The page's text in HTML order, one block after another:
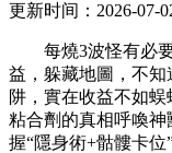
更新时间：2026-07-
每燒3波怪有必要
益，躲藏地圖，不
阱，實在收益不
粘合劑的真相呼喚
握“隱身術+骷髏卡